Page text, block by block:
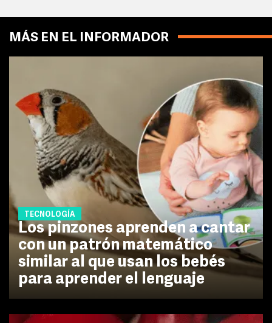
MÁS EN EL INFORMADOR
TECNOLOGÍA
Los pinzones aprenden a cantar
con un patrón matemático
similar al que usan los bebés
para aprender el lenguaje